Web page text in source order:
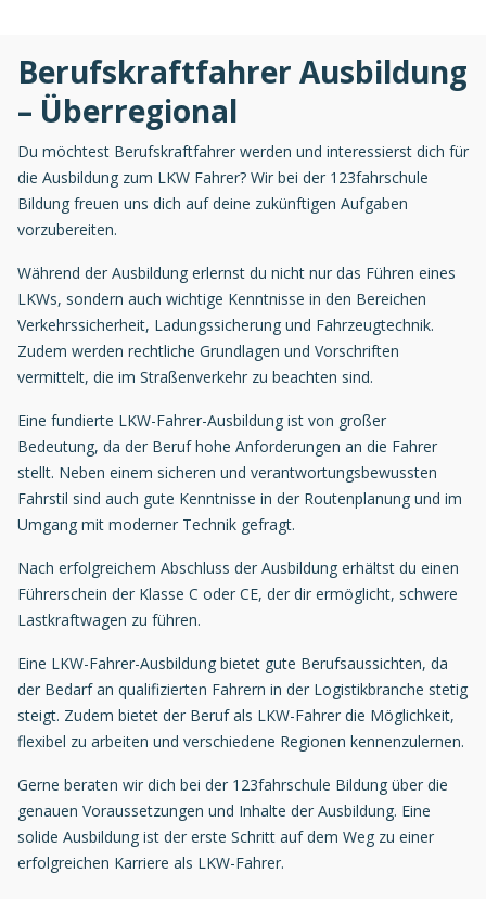
Berufskraftfahrer Ausbildung
– Überregional
Du möchtest Berufskraftfahrer werden und interessierst dich für
die Ausbildung zum LKW Fahrer? Wir bei der 123fahrschule
Bildung freuen uns dich auf deine zukünftigen Aufgaben
vorzubereiten.
Während der Ausbildung erlernst du nicht nur das Führen eines
LKWs, sondern auch wichtige Kenntnisse in den Bereichen
Verkehrssicherheit, Ladungssicherung und Fahrzeugtechnik.
Zudem werden rechtliche Grundlagen und Vorschriften
vermittelt, die im Straßenverkehr zu beachten sind.
Eine fundierte LKW-Fahrer-Ausbildung ist von großer
Bedeutung, da der Beruf hohe Anforderungen an die Fahrer
stellt. Neben einem sicheren und verantwortungsbewussten
Fahrstil sind auch gute Kenntnisse in der Routenplanung und im
Umgang mit moderner Technik gefragt.
Nach erfolgreichem Abschluss der Ausbildung erhältst du einen
Führerschein der Klasse C oder CE, der dir ermöglicht, schwere
Lastkraftwagen zu führen.
Eine LKW-Fahrer-Ausbildung bietet gute Berufsaussichten, da
der Bedarf an qualifizierten Fahrern in der Logistikbranche stetig
steigt. Zudem bietet der Beruf als LKW-Fahrer die Möglichkeit,
flexibel zu arbeiten und verschiedene Regionen kennenzulernen.
Gerne beraten wir dich bei der 123fahrschule Bildung über die
genauen Voraussetzungen und Inhalte der Ausbildung. Eine
solide Ausbildung ist der erste Schritt auf dem Weg zu einer
erfolgreichen Karriere als LKW-Fahrer.